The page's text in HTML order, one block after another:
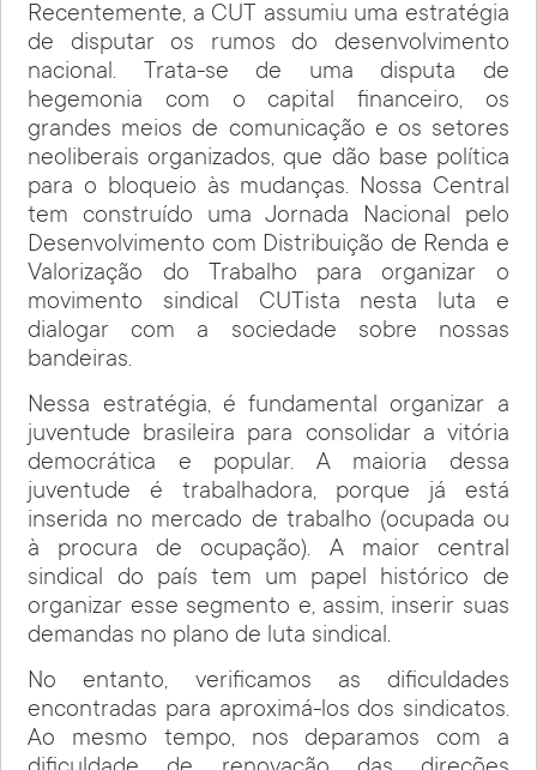
Recentemente, a CUT assumiu uma estratégia
de disputar os rumos do desenvolvimento
nacional. Trata-se de uma disputa de
hegemonia com o capital financeiro, os
grandes meios de comunicação e os setores
neoliberais organizados, que dão base política
para o bloqueio às mudanças. Nossa Central
tem construído uma Jornada Nacional pelo
Desenvolvimento com Distribuição de Renda e
Valorização do Trabalho para organizar o
movimento sindical CUTista nesta luta e
dialogar com a sociedade sobre nossas
bandeiras.
Nessa estratégia, é fundamental organizar a
juventude brasileira para consolidar a vitória
democrática e popular. A maioria dessa
juventude é trabalhadora, porque já está
inserida no mercado de trabalho (ocupada ou
à procura de ocupação). A maior central
sindical do país tem um papel histórico de
organizar esse segmento e, assim, inserir suas
demandas no plano de luta sindical.
No entanto, verificamos as dificuldades
encontradas para aproximá-los dos sindicatos.
Ao mesmo tempo, nos deparamos com a